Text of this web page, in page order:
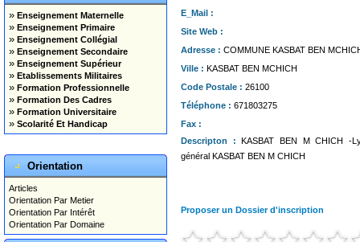
» Enseignement Maternelle
» Enseignement Primaire
» Enseignement Collégial
» Enseignement Secondaire
» Enseignement Supérieur
» Etablissements Militaires
» Formation Professionnelle
» Formation Des Cadres
» Formation Universitaire
» Scolarité Et Handicap
Orientation
Articles
Orientation Par Metier
Orientation Par Intérêt
Orientation Par Domaine
E_Mail :
Site Web :
Adresse : COMMUNE KASBAT BEN
Ville : KASBAT BEN MCHICH
Code Postale : 26100
Téléphone : 671803275
Fax :
Descripton :KASBAT BEN M CHICH -
général KASBAT BEN M CHICH
Proposer un Dossier d'inscription